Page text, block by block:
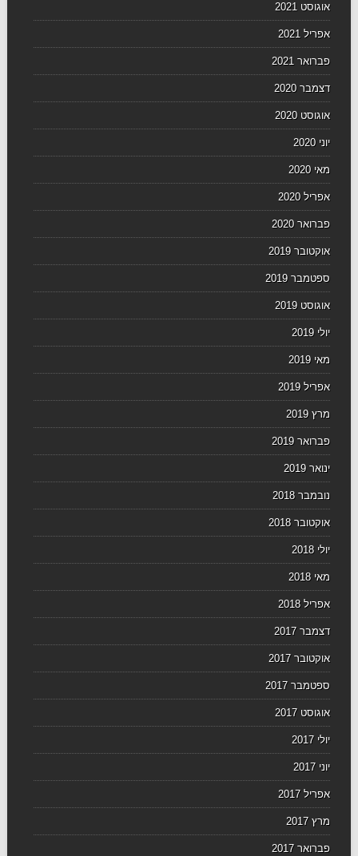
אוגוסט 2021
אפריל 2021
פברואר 2021
דצמבר 2020
אוגוסט 2020
יוני 2020
מאי 2020
אפריל 2020
פברואר 2020
אוקטובר 2019
ספטמבר 2019
אוגוסט 2019
יולי 2019
מאי 2019
אפריל 2019
מרץ 2019
פברואר 2019
ינואר 2019
נובמבר 2018
אוקטובר 2018
יולי 2018
מאי 2018
אפריל 2018
דצמבר 2017
אוקטובר 2017
ספטמבר 2017
אוגוסט 2017
יולי 2017
יוני 2017
אפריל 2017
מרץ 2017
פברואר 2017